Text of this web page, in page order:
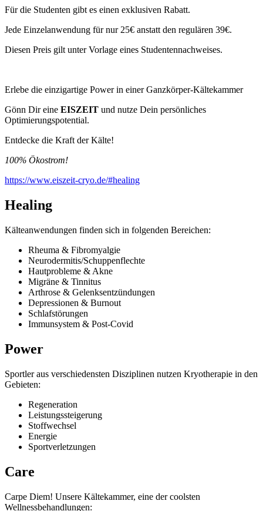
Für die Studenten gibt es einen exklusiven Rabatt.
Jede Einzelanwendung für nur 25€ anstatt den regulären 39€.
Diesen Preis gilt unter Vorlage eines Studentennachweises.
Erlebe die einzigartige Power in einer Ganzkörper-Kältekammer
Gönn Dir eine EISZEIT und nutze Dein persönliches
Optimierungspotential.
Entdecke die Kraft der Kälte!
100% Ökostrom!
https://www.eiszeit-cryo.de/#healing
Healing
Kälteanwendungen finden sich in folgenden Bereichen:
Rheuma & Fibromyalgie
Neurodermitis/Schuppenflechte
Hautprobleme & Akne
Migräne & Tinnitus
Arthrose & Gelenksentzündungen
Depressionen & Burnout
Schlafstörungen
Immunsystem & Post-Covid
Power
Sportler aus verschiedensten Disziplinen nutzen Kryotherapie in den
Gebieten:
Regeneration
Leistungssteigerung
Stoffwechsel
Energie
Sportverletzungen
Care
Carpe Diem! Unsere Kältekammer, eine der coolsten
Wellnessbehandlungen: